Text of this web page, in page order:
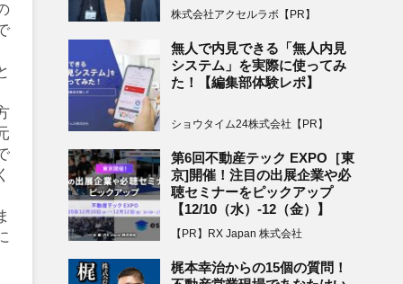
株式会社アクセルラボ【PR】
無人で内見できる「無人内見
システム」を実際に使ってみ
た！【編集部体験レポ】
ショウタイム24株式会社【PR】
第6回不動産テック EXPO［東
京]開催！注目の出展企業や必
聴セミナーをピックアップ
【12/10（水）-12（金）】
【PR】RX Japan 株式会社
梶本幸治からの15個の質問！